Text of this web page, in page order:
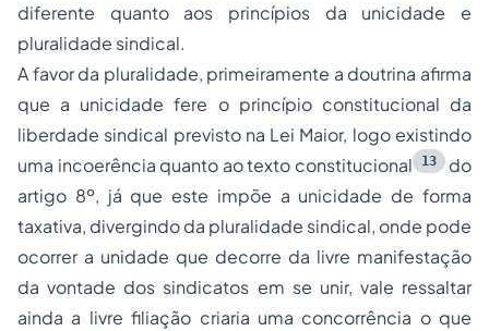
diferente quanto aos princípios da unicidade e
pluralidade sindical.
A favor da pluralidade, primeiramente a doutrina afirma
que a unicidade fere o princípio constitucional da
liberdade sindical previsto na Lei Maior, logo existindo
uma incoerência quanto ao texto constitucional
13 do
artigo 8º, já que este impõe a unicidade de forma
taxativa, divergindo da pluralidade sindical, onde pode
ocorrer a unidade que decorre da livre manifestação
da vontade dos sindicatos em se unir, vale ressaltar
ainda a livre filiação criaria uma concorrência o que